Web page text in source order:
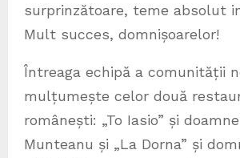
surprinzătoare, teme absolut
Mult succes, domnișoarelor!
Întreaga echipă a comunității
mulțumește celor două
românești: „To Iasio” și
Munteanu și „La Dorna” și